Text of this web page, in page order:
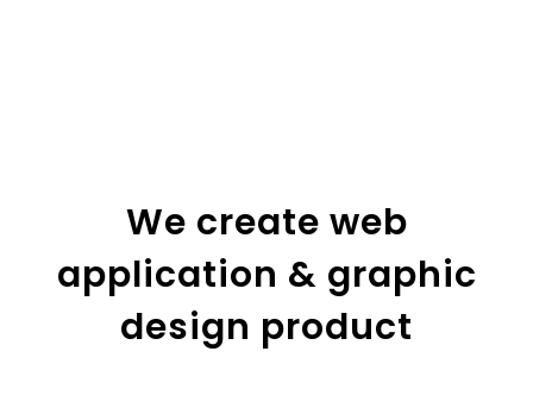
We create web
application & graphic
design product